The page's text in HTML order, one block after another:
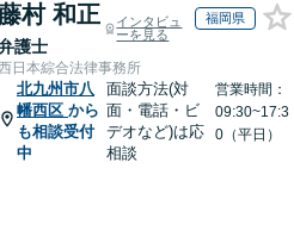
村 和正
護士
インタビュ
ーを見る
福岡県
日本綜合法律事務所
北九州市八
幡西区 から
も相談受付
中
面談方法(対
面・電話・ビ
デオなど)は応
相談
営業時間：
09:30~17:3
0（平日）